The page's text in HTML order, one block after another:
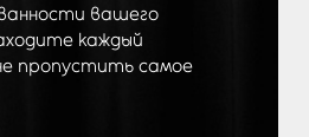
вашего
каждый
пропустить самое